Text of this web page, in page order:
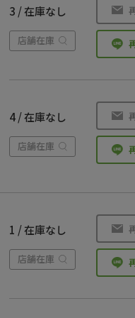
3 / 在庫なし
店舗在庫
4 / 在庫なし
店舗在庫
1 / 在庫なし
店舗在庫